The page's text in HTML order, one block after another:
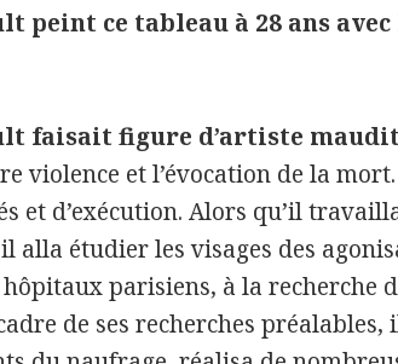
peint ce tableau à 28 ans
faisait figure d’artiste
violence et l’évocation de la
et d’exécution. Alors qu’il
alla étudier les visages des
parisiens, à la recherche
de ses recherches